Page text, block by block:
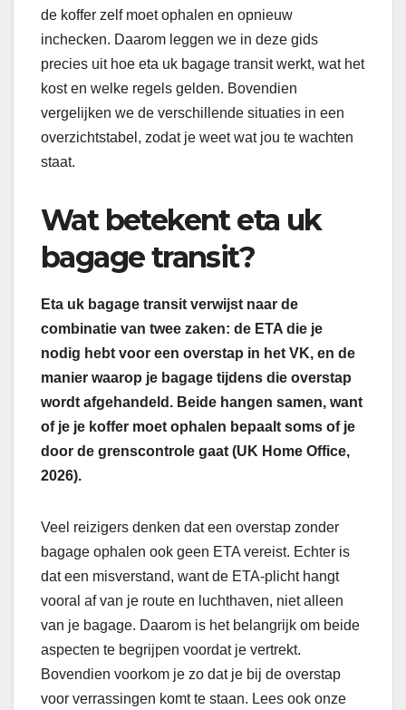
de koffer zelf moet ophalen en opnieuw
inchecken. Daarom leggen we in deze gids
precies uit hoe eta uk bagage transit werkt, wat het
kost en welke regels gelden. Bovendien
vergelijken we de verschillende situaties in een
overzichtstabel, zodat je weet wat jou te wachten
staat.
Wat betekent eta uk
bagage transit?
Eta uk bagage transit verwijst naar de
combinatie van twee zaken: de ETA die je
nodig hebt voor een overstap in het VK, en de
manier waarop je bagage tijdens die overstap
wordt afgehandeld. Beide hangen samen, want
of je je koffer moet ophalen bepaalt soms of je
door de grenscontrole gaat (UK Home Office,
2026).
Veel reizigers denken dat een overstap zonder
bagage ophalen ook geen ETA vereist. Echter is
dat een misverstand, want de ETA-plicht hangt
vooral af van je route en luchthaven, niet alleen
van je bagage. Daarom is het belangrijk om beide
aspecten te begrijpen voordat je vertrekt.
Bovendien voorkom je zo dat je bij de overstap
voor verrassingen komt te staan. Lees ook onze